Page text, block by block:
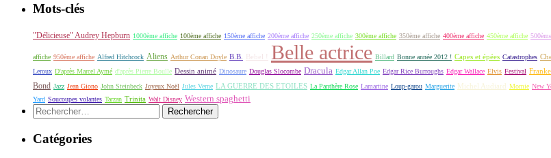
Mots-clés
"Délicieuse" Audrey Hepburn 1000ème affiche 100ème affiche 150ème affiche 200ème affiche 250ème affiche 300ème affiche 350ème affiche 400ème affiche 450ème affiche
affiche 950ème affiche Alfred Hitchcock Aliens Arthur Conan Doyle B.B. Bebel ! Belle actrice Billard Bonne année 2012 ! Capes et épées Catastrophes
Leroux D'après Marcel Aymé d'après Pierre Boulle Dessin animé Dinosaure Douglas Slocombe Dracula Edgar Allan Poe Edgar Rice Burroughs Edgar Wallace Elvis Festival
Bond Jazz Jean Giono John Steinbeck Joyeux Noël Jules Verne LA GUERRE DES ETOILES La Panthère Rose Lamartine Loup-garou Marguerite Michel Audiard Momie New
Yard Soucoupes volantes Tarzan Trinita Walt Disney Western spaghetti
Rechercher :
Catégories